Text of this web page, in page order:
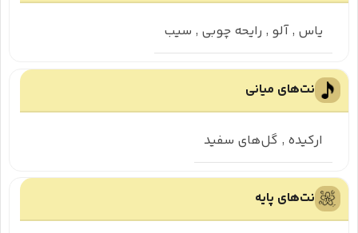
یاس ,آلو , رایحه چوبی , سیب
نت‌های میانی
ارکیده , گل‌های سفید
نت‌های پایه